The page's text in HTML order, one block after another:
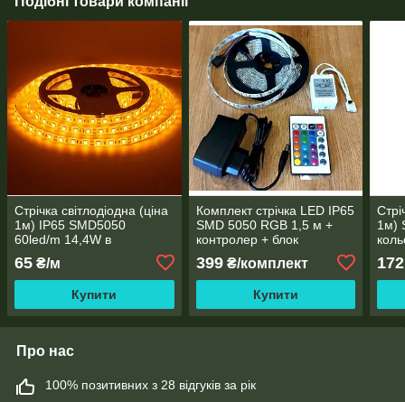
Стрічка світлодіодна (ціна
1м) IP65 SMD5050
60led/m 14,4W в
65 ₴/м
Купити
Комплект стрічка LED IP65
SMD 5050 RGB 1,5 м +
контролер + блок
399₴/комплект
Купити
1м)
172
Про нас
100% позитивних з 28 відгуків за рік